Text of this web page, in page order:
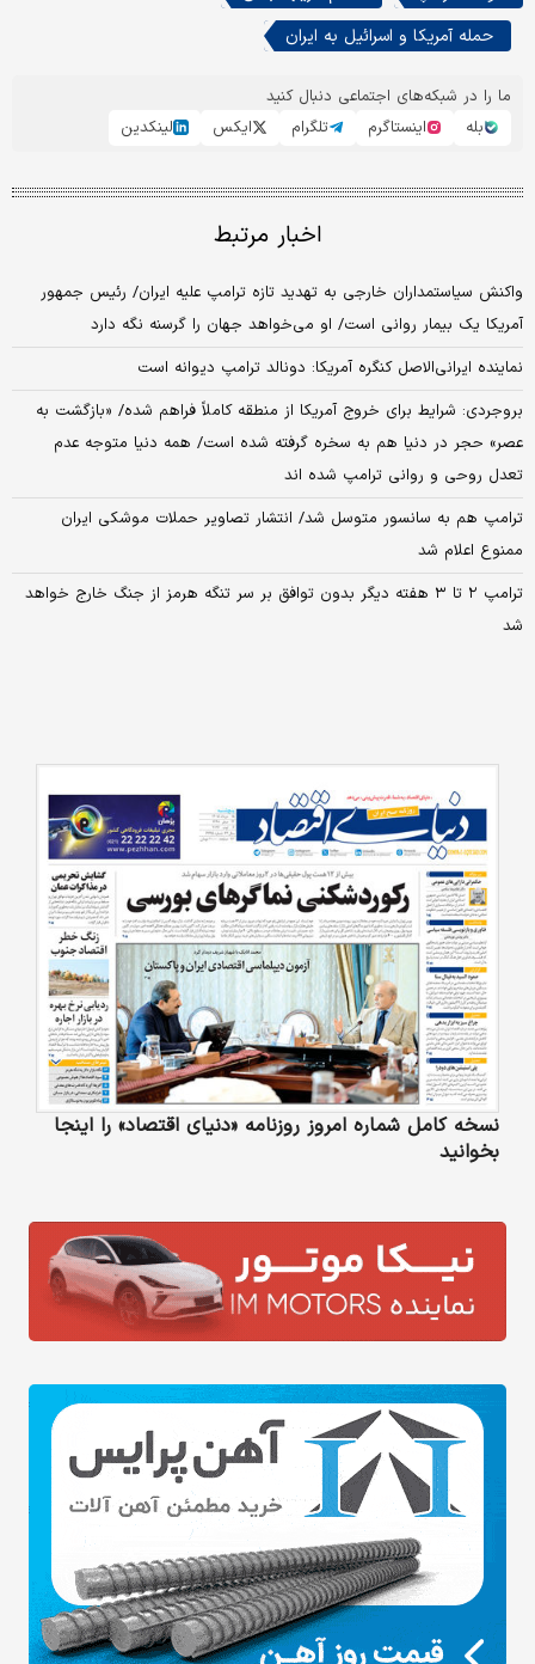
حمله آمریکا و اسرائیل به ایران
ما را در شبکه‌های اجتماعی دنبال کنید
بله
اینستاگرم تلگرام ایکس لینکدین
اخبار مرتبط
واکنش سیاستمداران خارجی به تهدید تازه ترامپ علیه ایران/ رئیس جمهور
آمریکا یک بیمار روانی است/ او می‌خواهد جهان را گرسنه نگه دارد
نماینده ایرانی‌الاصل کنگره آمریکا: دونالد ترامپ دیوانه است
بروجردی: شرایط برای خروج آمریکا از منطقه کاملاً فراهم شده/ «بازگشت به
عصر» حجر در دنیا هم به سخره گرفته شده است/ همه دنیا متوجه عدم
تعدل روحی و روانی ترامپ شده اند
ترامپ هم به سانسور متوسل شد/ انتشار تصاویر حملات موشکی ایران
ممنوع اعلام شد
ترامپ ۲ تا ۳ هفته دیگر بدون توافق بر سر تنگه هرمز از جنگ خارج خواهد
شد
نسخه کامل شماره امروز روزنامه «دنیای‌ اقتصاد» را اینجا
بخوانید